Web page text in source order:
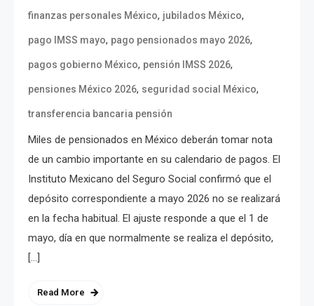
finanzas personales México, jubilados México,
pago IMSS mayo, pago pensionados mayo 2026,
pagos gobierno México, pensión IMSS 2026,
pensiones México 2026, seguridad social México,
transferencia bancaria pensión
Miles de pensionados en México deberán tomar nota
de un cambio importante en su calendario de pagos. El
Instituto Mexicano del Seguro Social confirmó que el
depósito correspondiente a mayo 2026 no se realizará
en la fecha habitual. El ajuste responde a que el 1 de
mayo, día en que normalmente se realiza el depósito,
[…]
Read More